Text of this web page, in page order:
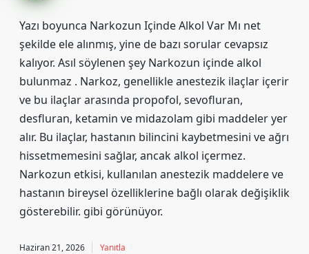
Yazı boyunca Narkozun Içinde Alkol Var Mı net
şekilde ele alınmış, yine de bazı sorular cevapsız
kalıyor. Asıl söylenen şey Narkozun içinde alkol
bulunmaz . Narkoz, genellikle anestezik ilaçlar içerir
ve bu ilaçlar arasında propofol, sevofluran,
desfluran, ketamin ve midazolam gibi maddeler yer
alır. Bu ilaçlar, hastanın bilincini kaybetmesini ve ağrı
hissetmemesini sağlar, ancak alkol içermez.
Narkozun etkisi, kullanılan anestezik maddelere ve
hastanın bireysel özelliklerine bağlı olarak değişiklik
gösterebilir. gibi görünüyor.
Haziran 21, 2026 Yanıtla